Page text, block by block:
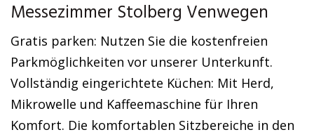
Messezimmer Stolberg Venwegen
Gratis parken: Nutzen Sie die kostenfreien
Parkmöglichkeiten vor unserer Unterkunft.
Vollständig eingerichtete Küchen: Mit Herd,
Mikrowelle und Kaffeemaschine für Ihren
Komfort. Die komfortablen Sitzbereiche in den